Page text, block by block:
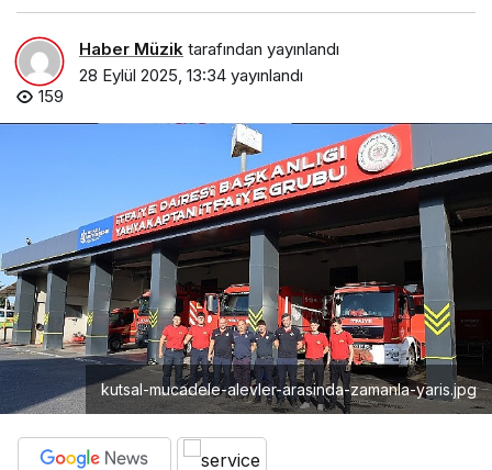
Haber Müzik tarafından yayınlandı
28 Eylül 2025, 13:34 yayınlandı
159
kutsal-mucadele-alevler-arasinda-zamanla-yaris.jpg